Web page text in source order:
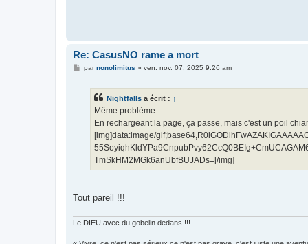
Re: CasusNO rame a mort
Mparnonolimitus » ven. nov. 07, 2025 9:26 am
Nightfalls a écrit : ↑
Même problème...
En rechargeant la page, ça passe, mais c'est un poil
[img]data:image/
TmSkHM2MGk6anUbfBUJADs=[/img]
Tout pareil !!!
Le DIEU avec du gobelin dedans !!!